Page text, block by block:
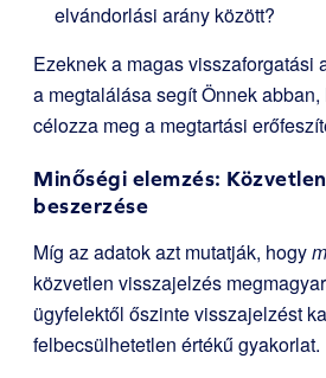
elvándorlási arány között?
Ezeknek a magas visszaforgatási
a megtalálása segít Önnek
célozza meg a megtartási
Minőségi elemzés:
beszerzése
Míg az adatok azt mutatják, hogy
közvetlen visszajelzés
ügyfelektől őszinte visszajelzést
felbecsülhetetlen értékű gyakorlat.